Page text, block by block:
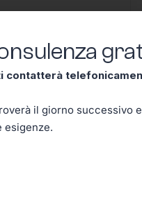
Quello
Sul Codice
lo Sai!
contatterà
il giorno successivo
esigenze.